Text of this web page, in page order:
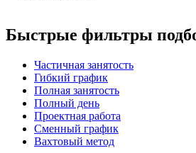
Быстрые фильтры
Частичная занятость
Гибкий график
Полная занятость
Полный день
Проектная работа
Сменный график
Вахтовый метод